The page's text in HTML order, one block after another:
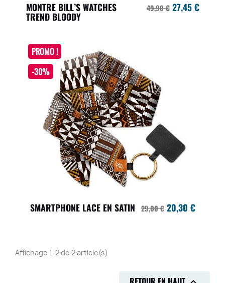
MONTRE BILL’S WATCHES
TREND BLOODY
49,90 € 27,45 €
SMARTPHONE LACE EN SATIN 29,00 € 20,30 €
PROMO !
-30%
Affichage 1-2 de 2 article(s)